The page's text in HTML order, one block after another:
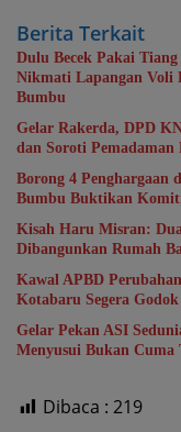
Berita Terkait
Dulu Becek Pakai
Nikmati Lapangan Voli
Bumbu
Gelar Rakerda, DPD
dan Soroti
Borong 4 Penghargaan
Bumbu Buktikan
Kisah Haru Misran:
Dibangunkan Rumah
Kawal APBD
Kotabaru Segera
Gelar Pekan ASI
Menyusui Bukan Cuma
Dibaca : 219